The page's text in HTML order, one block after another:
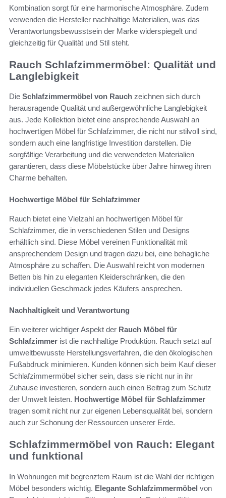
Kombination sorgt für eine harmonische Atmosphäre. Zudem
verwenden die Hersteller nachhaltige Materialien, was das
Verantwortungsbewusstsein der Marke widerspiegelt und
gleichzeitig für Qualität und Stil steht.
Rauch Schlafzimmermöbel: Qualität und
Langlebigkeit
Die Schlafzimmermöbel von Rauch zeichnen sich durch
herausragende Qualität und außergewöhnliche Langlebigkeit
aus. Jede Kollektion bietet eine ansprechende Auswahl an
hochwertigen Möbel für Schlafzimmer, die nicht nur stilvoll sind,
sondern auch eine langfristige Investition darstellen. Die
sorgfältige Verarbeitung und die verwendeten Materialien
garantieren, dass diese Möbelstücke über Jahre hinweg ihren
Charme behalten.
Hochwertige Möbel für Schlafzimmer
Rauch bietet eine Vielzahl an hochwertigen Möbel für
Schlafzimmer, die in verschiedenen Stilen und Designs
erhältlich sind. Diese Möbel vereinen Funktionalität mit
ansprechendem Design und tragen dazu bei, eine behagliche
Atmosphäre zu schaffen. Die Auswahl reicht von modernen
Betten bis hin zu eleganten Kleiderschränken, die den
individuellen Geschmack jedes Käufers ansprechen.
Nachhaltigkeit und Verantwortung
Ein weiterer wichtiger Aspekt der Rauch Möbel für
Schlafzimmer ist die nachhaltige Produktion. Rauch setzt auf
umweltbewusste Herstellungsverfahren, die den ökologischen
Fußabdruck minimieren. Kunden können sich beim Kauf dieser
Schlafzimmermöbel sicher sein, dass sie nicht nur in ihr
Zuhause investieren, sondern auch einen Beitrag zum Schutz
der Umwelt leisten. Hochwertige Möbel für Schlafzimmer
tragen somit nicht nur zur eigenen Lebensqualität bei, sondern
auch zur Schonung der Ressourcen unserer Erde.
Schlafzimmermöbel von Rauch: Elegant
und funktional
In Wohnungen mit begrenztem Raum ist die Wahl der richtigen
Möbel besonders wichtig. Elegante Schlafzimmermöbel von